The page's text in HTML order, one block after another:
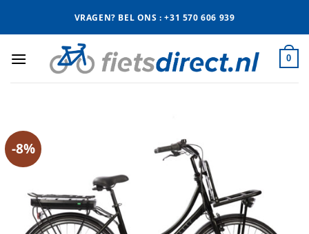
VRAGEN? BEL ONS : +31 570 606 939
0
-8%